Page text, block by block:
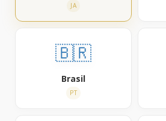
JA
🇧🇷
Brasil
PT